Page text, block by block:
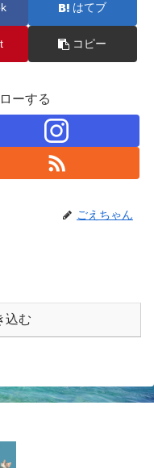
はてブ
コピー
ーする
ごえちゃん
込む